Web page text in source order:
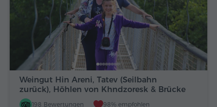
Weingut Hin Areni, Tatev (Seilbahn
zurück), Höhlen von Khndzoresk & Brücke
198 Bewertungen 98% empfohlen